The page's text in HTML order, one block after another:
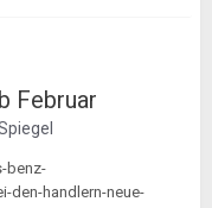
Februar
benz-
den-handlern-neue-